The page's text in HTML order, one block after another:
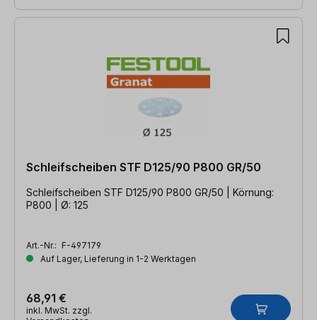
Schleifscheiben STF D125/90 P800 GR/50
Schleifscheiben STF D125/90 P800 GR/50 | Körnung:
P800 | Ø: 125
Art.-Nr.: F-497179
Auf Lager, Lieferung in 1-2 Werktagen
68,91 €
inkl. MwSt. zzgl.